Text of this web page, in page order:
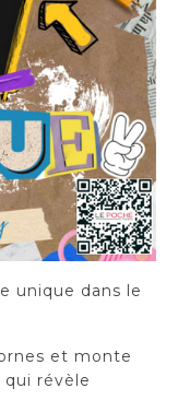
unique dans le
et monte
qui révèle